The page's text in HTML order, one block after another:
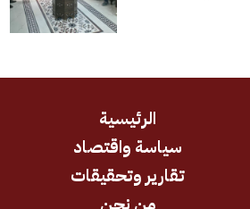
الرئيسية
سياسة واقتصاد
تقارير وتحقيقات